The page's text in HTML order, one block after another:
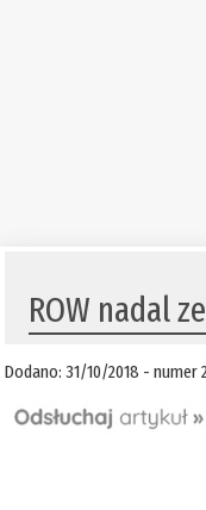
ROW nadal
Dodano: 31/10/2018 - numer